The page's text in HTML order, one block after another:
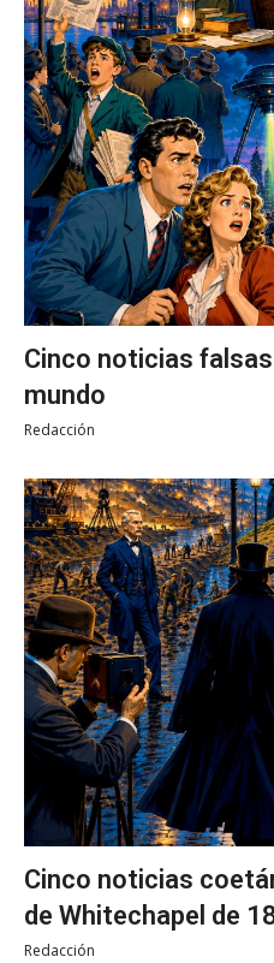
Cinco noticias
mundo
Redacción
Cinco noticias
de Whitechapel de
Redacción